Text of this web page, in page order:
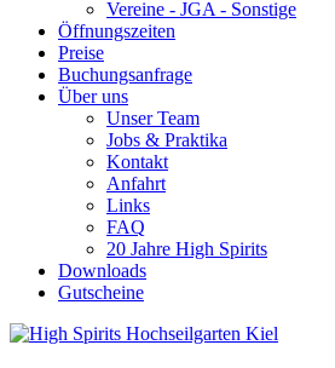
Vereine - JGA - Sonstige
Öffnungszeiten
Preise
Buchungsanfrage
Über uns
Unser Team
Jobs & Praktika
Kontakt
Anfahrt
Links
FAQ
20 Jahre High Spirits
Downloads
Gutscheine